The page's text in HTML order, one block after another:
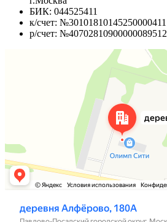
БИК: 044525411
к/счет: №30101810145250000411
р/счет: №40702810900000089512